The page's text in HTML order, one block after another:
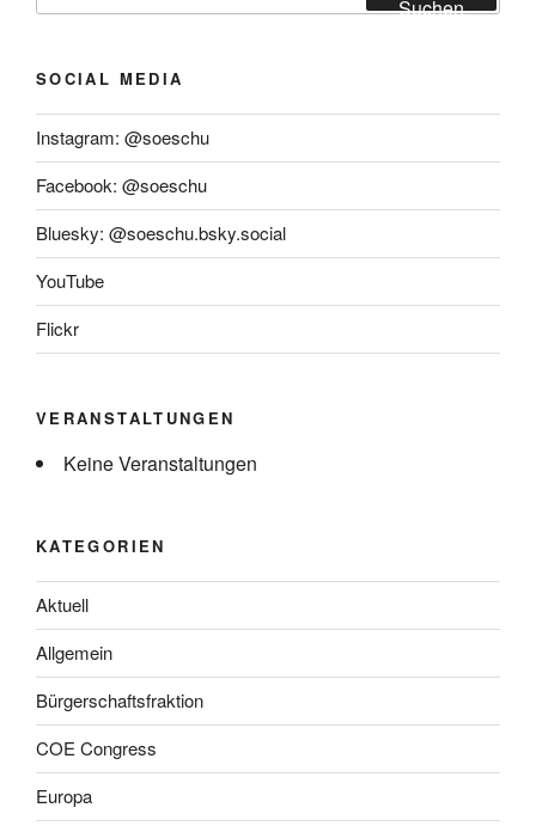
Suchen
SOCIAL MEDIA
Instagram: @soeschu
Facebook: @soeschu
Bluesky: @soeschu.bsky.social
YouTube
Flickr
VERANSTALTUNGEN
Keine Veranstaltungen
KATEGORIEN
Aktuell
Allgemein
Bürgerschaftsfraktion
COE Congress
Europa